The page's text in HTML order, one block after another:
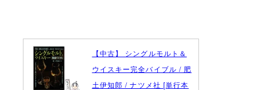
【中古】 シングルモルト＆
ウイスキー完全バイブル / 肥
土伊知郎 / ナツメ社 [単行本